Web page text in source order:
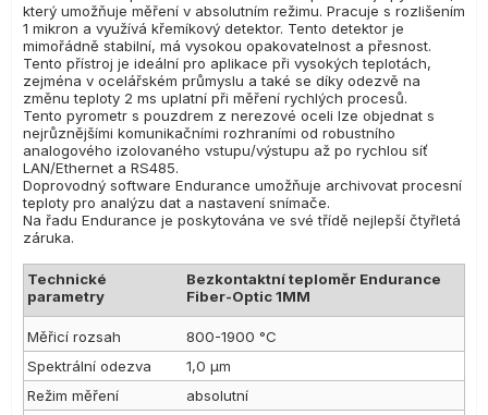
který umožňuje měření v absolutním režimu. Pracuje s rozlišením
1 mikron a využívá křemíkový detektor. Tento detektor je
mimořádně stabilní, má vysokou opakovatelnost a přesnost.
Tento přístroj je ideální pro aplikace při vysokých teplotách,
zejména v ocelářském průmyslu a také se díky odezvě na
změnu teploty 2 ms uplatní při měření rychlých procesů.
Tento pyrometr s pouzdrem z nerezové oceli lze objednat s
nejrůznějšími komunikačními rozhraními od robustního
analogového izolovaného vstupu/výstupu až po rychlou síť
LAN/Ethernet a RS485.
Doprovodný software Endurance umožňuje archivovat procesní
teploty pro analýzu dat a nastavení snímače.
Na řadu Endurance je poskytována ve své třídě nejlepší čtyřletá
záruka.
Technické
parametry
Bezkontaktní teploměr Endurance
Fiber-Optic 1MM
Měřicí rozsah
800-1900 °C
Spektrální odezva
1,0 µm
Režim měření
absolutní